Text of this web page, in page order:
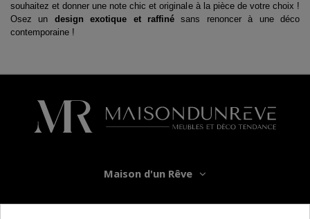
souhaitez et donner une note chic et originale à la pièce de votre choix !
Osez un design exotique et raffiné sans renoncer à une déco
contemporaine !
Maison d'un Rêve
Informations